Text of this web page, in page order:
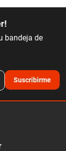
bandeja de
Suscribirme